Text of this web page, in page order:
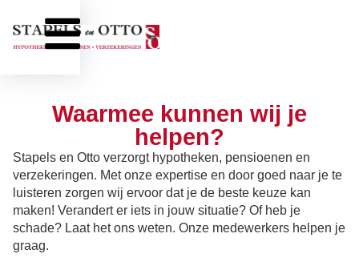
Waarmee kunnen wij je
helpen?
Stapels en Otto verzorgt hypotheken, pensioenen en
verzekeringen. Met onze expertise en door goed naar je te
luisteren zorgen wij ervoor dat je de beste keuze kan
maken! Verandert er iets in jouw situatie? Of heb je
schade? Laat het ons weten. Onze medewerkers helpen je
graag.